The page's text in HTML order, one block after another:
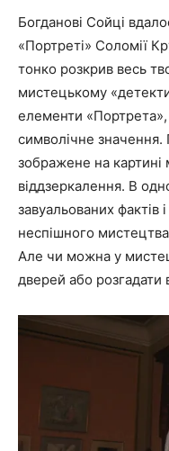
Богданові Сойці
«Портреті» Соломії
тонко розкрив весь
мистецькому
елементи «Портрета»,
символічне
зображене на картині
віддзеркалення. В
завуальованих
неспішного
Але чи можна у
дверей або розгадати